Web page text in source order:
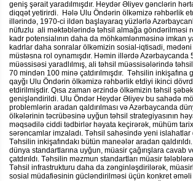
geniş şərait yaradılmışdır. Heydər Əliyev gənclərin
diqqət yetirirdi. Hələ Ulu Öndərin ölkəmizə rəhbərlik
illərində, 1970-ci ildən başlayaraq yüzlərlə
nüfuzlu ali məktəblərində təhsil almağa göndərilməsi
kadr potensialının daha da möhkəmlənməsinə imkan
kadrlar daha sonralar ölkəmizin sosial-iqtisadi,
müstəsna rol oynamışdır. Həmin illərdə Azərbaycanda
müəssisəsi yaradlılmış, ali təhsil müəssisələrində
70 mindən 100 minə çatdırılmışdır. Təhsilin
qayğı Ulu Öndərin ölkəmizə rəhbərlik etdiyi ikinci
etdirilmişdir. Qısa zaman ərzində ölkəmizin təhsil
genişləndirildi. Ulu Öndər Heydər Əliyev bu sahədə
problemlərin aradan qaldırılması və Azərbaycanda
ölkələrinin təcrübəsinə uyğun təhsil strategiyasının
məqsədilə ciddi tədbirlər həyata keçirərək, mühüm
sərəncamlar imzaladı. Təhsil sahəsində yeni islahatlar
Təhsilin inkişafındakı bütün maneələr aradan
dünya standartlarına uyğun, müasir çağırışlara cavab
çatdırıldı. Təhsilin məzmun standartları müasir
Təhsil infrastrukturu daha da zənginləşdirilərək,
sosial müdafiəsinin gücləndirilməsi üçün konkret əməli